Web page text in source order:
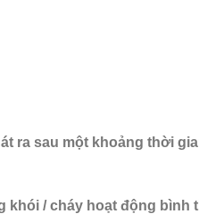
ra sau một khoảng thời
khói / cháy hoạt động bình